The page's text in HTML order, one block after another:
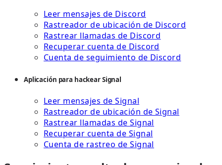
Leer mensajes de Discord
Rastreador de ubicación de Discord
Rastrear llamadas de Discord
Recuperar cuenta de Discord
Cuenta de seguimiento de Discord
Aplicación para hackear Signal
Leer mensajes de Signal
Rastreador de ubicación de Signal
Rastrear llamadas de Signal
Recuperar cuenta de Signal
Cuenta de rastreo de Signal